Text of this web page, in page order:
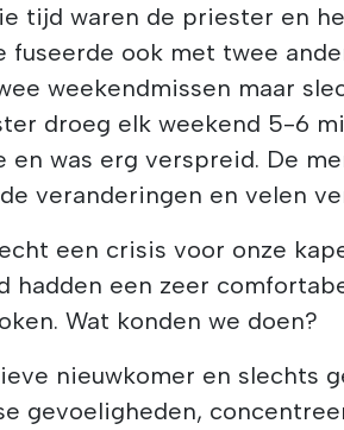
tijd waren de priester en
fuseerde ook met twee
weekendmissen maar
droeg elk weekend 5-6
en was erg verspreid. De
veranderingen en velen
een crisis voor onze
hadden een zeer
Wat konden we doen?
nieuwkomer en slechts
gevoeligheden,